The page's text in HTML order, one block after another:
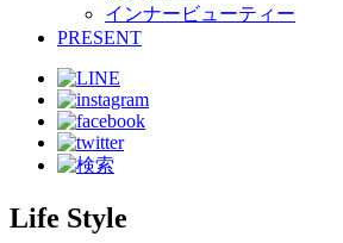
インナービューティー
PRESENT
Life Style